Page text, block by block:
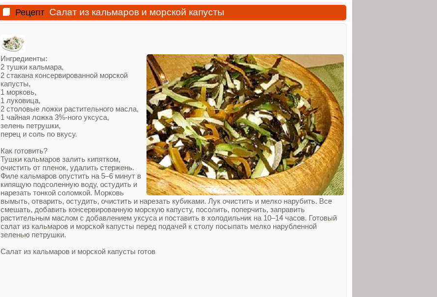
Рецепт Салат из кальмаров и морской капусты
Ингредиенты:
2 тушки кальмара,
2 стакана консервированной морской
капусты,
1 морковь,
1 луковица,
2 столовые ложки растительного масла,
1 чайная ложка 3%‑ного уксуса,
зелень петрушки,
перец и соль по вкусу.
Как готовить?
Тушки кальмаров залить кипятком,
очистить от пленок, удалить стержень.
Филе кальмаров опустить на 5–6 минут в
кипящую подсоленную воду, остудить и
нарезать тонкой соломкой. Морковь
вымыть, отварить, остудить, очистить и нарезать кубиками. Лук очистить и мелко нарубить. Все
смешать, добавить консервированную морскую капусту, посолить, поперчить, заправить
растительным маслом с добавлением уксуса и поставить в холодильник на 10–14 часов. Готовый
салат из кальмаров и морской капусты перед подачей к столу посыпать мелко нарубленной
зеленью петрушки.
Салат из кальмаров и морской капусты готов